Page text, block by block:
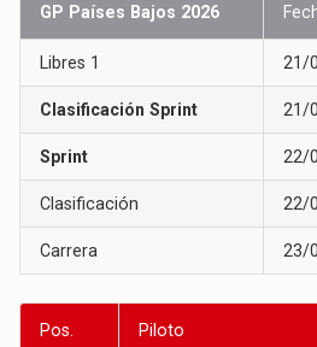
GP Países Bajos 2026
Libres 1 21/
Clasificación Sprint 21/
Sprint 22/
Clasificación 22/
Carrera 23/
Pos. Piloto